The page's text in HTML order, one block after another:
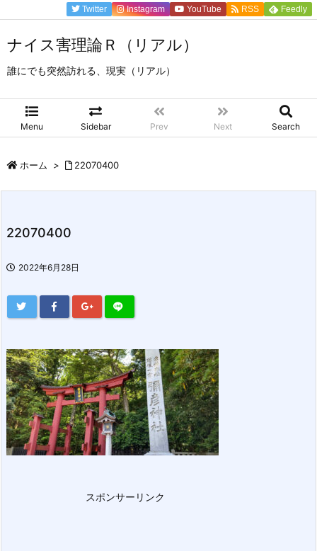
ナイス害理論Ｒ（リアル）
誰にでも突然訪れる、現実（リアル）
Menu Sidebar Prev Next Search
Twitter Instagram YouTube RSS Feedly
ホーム > 22070400
22070400
2022年6月28日
スポンサーリンク